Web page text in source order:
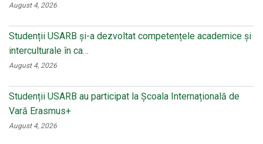
August 4, 2026
Studenții USARB și-a dezvoltat competențele academice și
interculturale în ca…
August 4, 2026
Studenții USARB au participat la Școala Internațională de
Vară Erasmus+
August 4, 2026